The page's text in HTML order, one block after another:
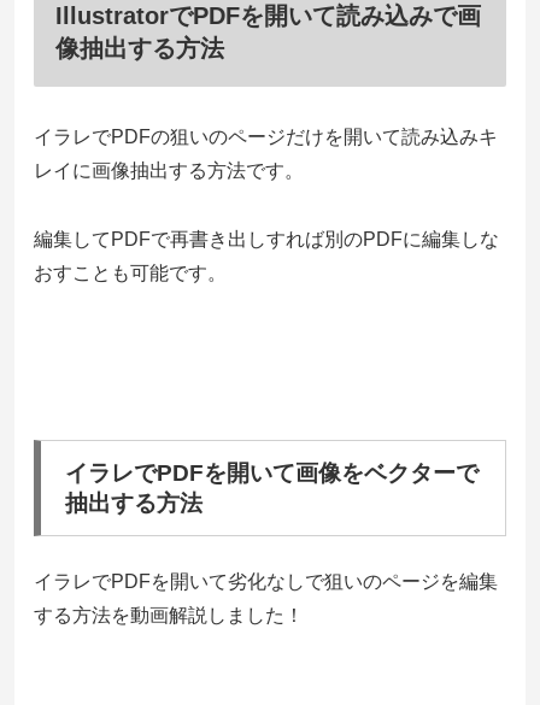
IllustratorでPDFを開いて読み込みで画
像抽出する方法
イラレでPDFの狙いのページだけを開いて読み込みキ
レイに画像抽出する方法です。
編集してPDFで再書き出しすれば別のPDFに編集しな
おすことも可能です。
イラレでPDFを開いて画像をベクターで
抽出する方法
イラレでPDFを開いて劣化なしで狙いのページを編集
する方法を動画解説しました！